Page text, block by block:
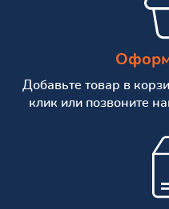
Добавьте товар в
клик или позвоните